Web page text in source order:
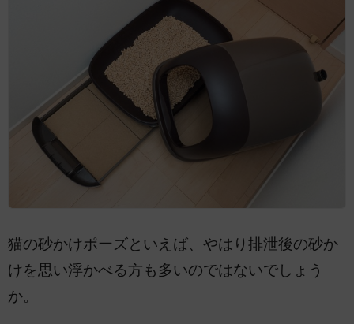
猫の砂かけポーズといえば、やはり排泄後の砂か
けを思い浮かべる方も多いのではないでしょう
か。